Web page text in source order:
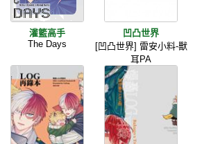
灌籃高手
The Days
凹凸世界
[凹凸世界] 雷安小料-獸
耳PA